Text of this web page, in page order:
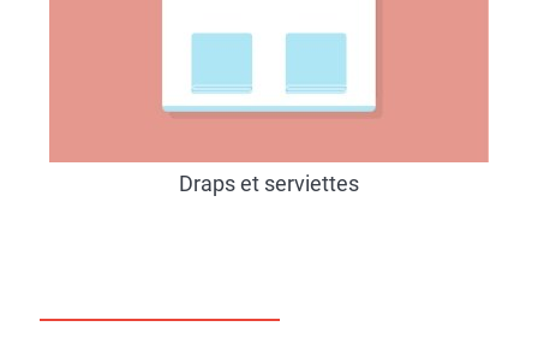
Draps et serviettes